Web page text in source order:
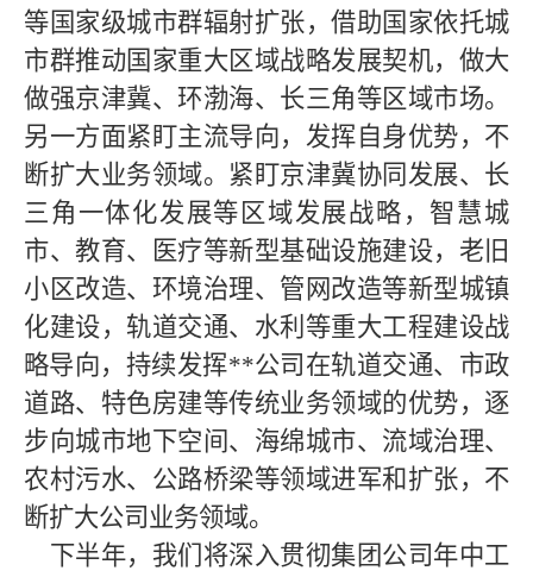
等国家级城市群辐射扩张，借助国家依托城
市群推动国家重大区域战略发展契机，做大
做强京津冀、环渤海、长三角等区域市场。
另一方面紧盯主流导向，发挥自身优势，不
断扩大业务领域。紧盯京津冀协同发展、长
三角一体化发展等区域发展战略，智慧城
市、教育、医疗等新型基础设施建设，老旧
小区改造、环境治理、管网改造等新型城镇
化建设，轨道交通、水利等重大工程建设战
略导向，持续发挥**公司在轨道交通、市政
道路、特色房建等传统业务领域的优势，逐
步向城市地下空间、海绵城市、流域治理、
农村污水、公路桥梁等领域进军和扩张，不
断扩大公司业务领域。
下半年，我们将深入贯彻集团公司年中工